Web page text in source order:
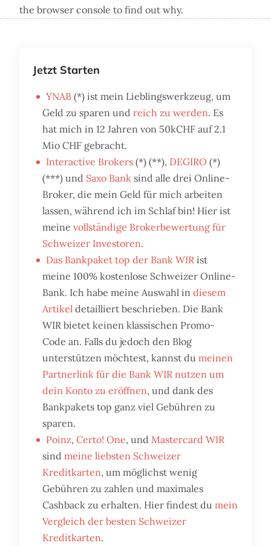
the browser console to find out why.
Jetzt Starten
YNAB (*) ist mein Lieblingswerkzeug, um
Geld zu sparen undreich zu werden. Es
hat mich in 12 Jahren von 50kCHF auf 2.1
Mio CHF gebracht.
Interactive Brokers (*) (**), DEGIRO (*)
(***) und Saxo Bank sind alle drei Online-
Broker, die mein Geld für mich arbeiten
lassen, während ich im Schlaf bin! Hier ist
meinevollständige Brokerbewertung für
Schweizer Investoren.
Das Bankpaket top der Bank WIR ist
meine 100% kostenlose Schweizer Online-
Bank. Ich habe meine Auswahl indiesem
Artikel detailliert beschrieben. Die Bank
WIR bietet keinen klassischen Promo-
Code an. Falls du jedoch den Blog
unterstützen möchtest, kannst dumeinen
Partnerlink für die Bank WIR nutzen um
dein Konto zu eröffnen, und dank des
Bankpakets top ganz viel Gebühren zu
sparen.
Poinz,Certo! One, undMastercard WIR
sindmeine liebsten Schweizer
Kreditkarten, um möglichst wenig
Gebühren zu zahlen und maximales
Cashback zu erhalten. Hier findest dumein
Vergleich der besten Schweizer
Kreditkarten.